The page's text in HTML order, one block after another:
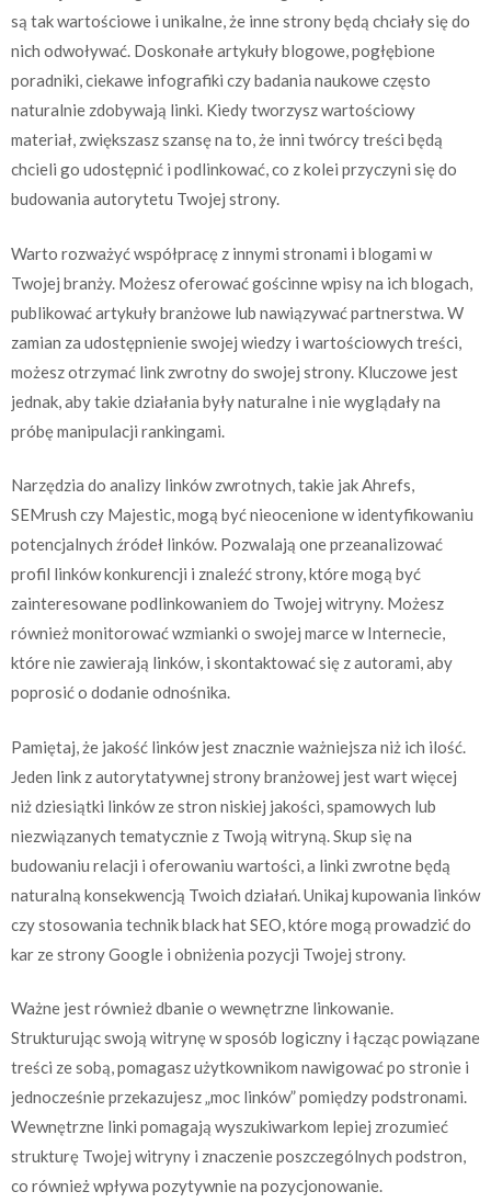
są tak wartościowe i unikalne, że inne strony będą chciały się do
nich odwoływać. Doskonałe artykuły blogowe, pogłębione
poradniki, ciekawe infografiki czy badania naukowe często
naturalnie zdobywają linki. Kiedy tworzysz wartościowy
materiał, zwiększasz szansę na to, że inni twórcy treści będą
chcieli go udostępnić i podlinkować, co z kolei przyczyni się do
budowania autorytetu Twojej strony.
Warto rozważyć współpracę z innymi stronami i blogami w
Twojej branży. Możesz oferować gościnne wpisy na ich blogach,
publikować artykuły branżowe lub nawiązywać partnerstwa. W
zamian za udostępnienie swojej wiedzy i wartościowych treści,
możesz otrzymać link zwrotny do swojej strony. Kluczowe jest
jednak, aby takie działania były naturalne i nie wyglądały na
próbę manipulacji rankingami.
Narzędzia do analizy linków zwrotnych, takie jak Ahrefs,
SEMrush czy Majestic, mogą być nieocenione w identyfikowaniu
potencjalnych źródeł linków. Pozwalają one przeanalizować
profil linków konkurencji i znaleźć strony, które mogą być
zainteresowane podlinkowaniem do Twojej witryny. Możesz
również monitorować wzmianki o swojej marce w Internecie,
które nie zawierają linków, i skontaktować się z autorami, aby
poprosić o dodanie odnośnika.
Pamiętaj, że jakość linków jest znacznie ważniejsza niż ich ilość.
Jeden link z autorytatywnej strony branżowej jest wart więcej
niż dziesiątki linków ze stron niskiej jakości, spamowych lub
niezwiązanych tematycznie z Twoją witryną. Skup się na
budowaniu relacji i oferowaniu wartości, a linki zwrotne będą
naturalną konsekwencją Twoich działań. Unikaj kupowania linków
czy stosowania technik black hat SEO, które mogą prowadzić do
kar ze strony Google i obniżenia pozycji Twojej strony.
Ważne jest również dbanie o wewnętrzne linkowanie.
Strukturując swoją witrynę w sposób logiczny i łącząc powiązane
treści ze sobą, pomagasz użytkownikom nawigować po stronie i
jednocześnie przekazujesz „moc linków” pomiędzy podstronami.
Wewnętrzne linki pomagają wyszukiwarkom lepiej zrozumieć
strukturę Twojej witryny i znaczenie poszczególnych podstron,
co również wpływa pozytywnie na pozycjonowanie.